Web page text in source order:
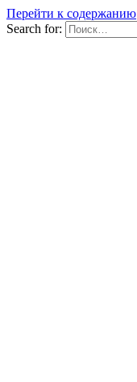
Перейти к содержанию
Search for: